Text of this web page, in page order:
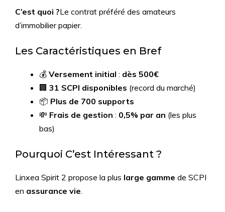
C’est quoi ?Le contrat préféré des amateurs
d’immobilier papier.
Les Caractéristiques en Bref
💰 Versement initial : dès 500€
🏢 31 SCPI disponibles (record du marché)
📦 Plus de 700 supports
💸 Frais de gestion : 0,5% par an (les plus
bas)
Pourquoi C’est Intéressant ?
Linxea Spirit 2 propose la plus large gamme de SCPI
en assurance vie